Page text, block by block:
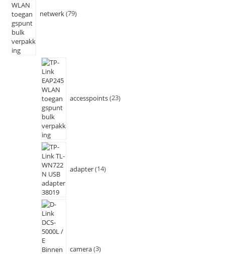
netwerk 79
accesspoints 23
adapter 14
camera 3